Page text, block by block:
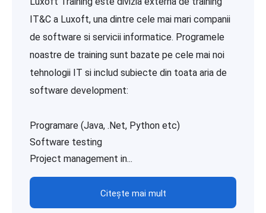
IT&C a Luxoft, una dintre cele mai mari companii
de software si servicii informatice. Programele
noastre de training sunt bazate pe cele mai noi
tehnologii IT si includ subiecte din toata aria de
software development:
Programare (Java, .Net, Python etc)
Software testing
Project management in...
Citește mai mult